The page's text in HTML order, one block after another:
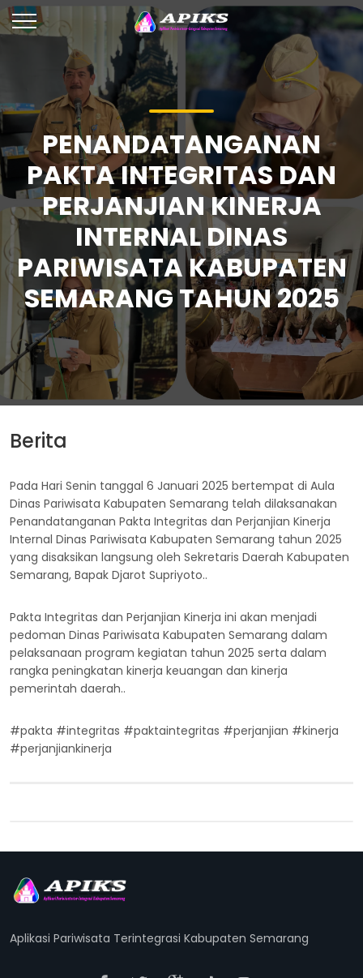
PENANDATANGANAN
PAKTA INTEGRITAS DAN
PERJANJIAN KINERJA
INTERNAL DINAS
PARIWISATA KABUPATEN
SEMARANG TAHUN 2025
Berita
Pada Hari Senin tanggal 6 Januari 2025 bertempat di Aula
Dinas Pariwisata Kabupaten Semarang telah dilaksanakan
Penandatanganan Pakta Integritas dan Perjanjian Kinerja
Internal Dinas Pariwisata Kabupaten Semarang tahun 2025
yang disaksikan langsung oleh Sekretaris Daerah Kabupaten
Semarang, Bapak Djarot Supriyoto..
Pakta Integritas dan Perjanjian Kinerja ini akan menjadi
pedoman Dinas Pariwisata Kabupaten Semarang dalam
pelaksanaan program kegiatan tahun 2025 serta dalam
rangka peningkatan kinerja keuangan dan kinerja
pemerintah daerah..
#pakta #integritas #paktaintegritas #perjanjian #kinerja
#perjanjiankinerja
Aplikasi Pariwisata Terintegrasi Kabupaten Semarang